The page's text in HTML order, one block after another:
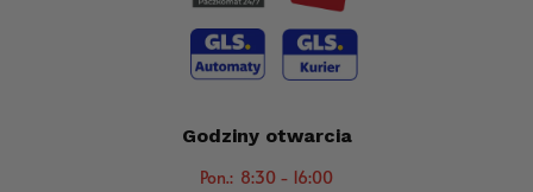
Godziny otwarcia
Pon.: 8:30 - 16:00